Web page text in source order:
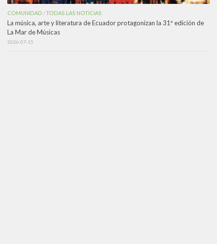
COMUNIDAD /TODAS LAS NOTICIAS
La música, arte y literatura de Ecuador protagonizan la 31ª edición de
La Mar de Músicas
2026-07-15